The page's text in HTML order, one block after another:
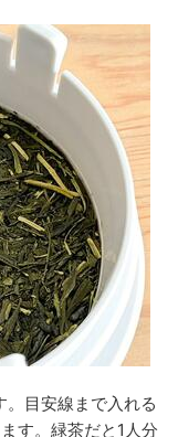
目安線まで入れる
す。緑茶だと1人分